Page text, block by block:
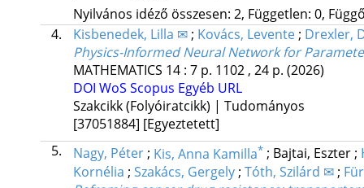
Nyilvános idéző összesen: 2, Független: 0,
4.
Kisbenedek, Lilla ✉; Kovács, Levente; Drexler,
Physics-Informed Neural Network for
MATHEMATICS 14: 7 p. 1102 , 24 p. (2026)
DOI WoS Scopus Egyéb URL
Szakcikk (Folyóiratcikk) | Tudományos
[37051884] [Egyeztetett]
5.
Nagy, Péter; Kis, Anna Kamilla* ; Bajtai, Eszter;
Kornélia ; Szakács, Gergely ; Tóth, Szilárd ✉ ;